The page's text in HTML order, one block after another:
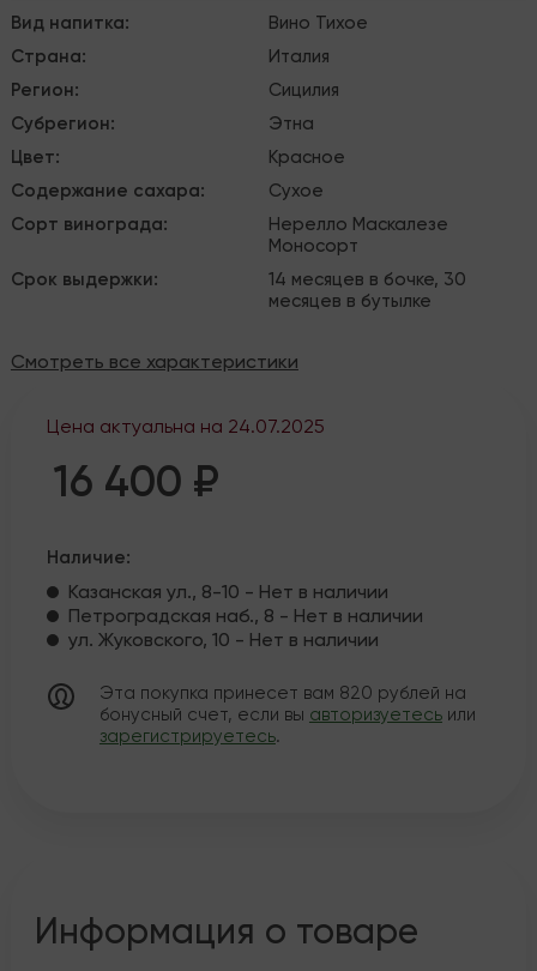
Вид напитка: Вино Тихое
Страна:
Италия
Регион:
Сицилия
Субрегион:
Этна
Цвет:
Красное
Содержание сахара:
Сухое
Сорт винограда:
Нерелло Маскалезе
Моносорт
Срок выдержки:
14 месяцев в бочке, 30
месяцев в бутылке
Смотреть все характеристики
Цена актуальна на 24.07.2025
16 400 ₽
Наличие:
Казанская ул., 8-10 - Нет в наличии
Петроградская наб., 8 - Нет в наличии
ул. Жуковского, 10 - Нет в наличии
Эта покупка принесет вам 820 рублей на
бонусный счет, если вы авторизуетесь или
зарегистрируетесь.
Информация о товаре